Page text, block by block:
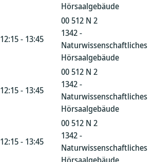
Hörsaalgebäude
12:15 - 13:45
00 512 N 2
1342 -
Naturwissenschaftliches
Hörsaalgebäude
12:15 - 13:45
00 512 N 2
1342 -
Naturwissenschaftliches
Hörsaalgebäude
12:15 - 13:45
00 512 N 2
1342 -
Naturwissenschaftliches